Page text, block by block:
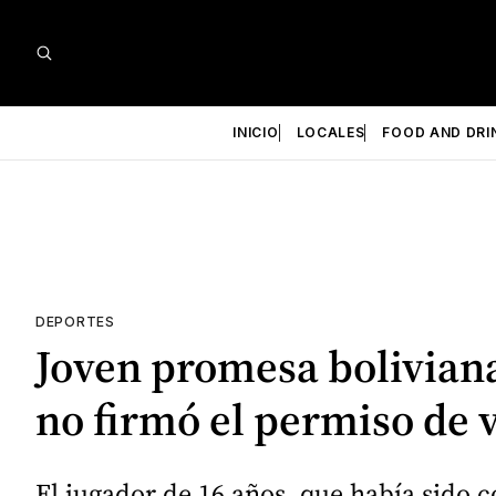
INICIO LOCALES FOOD AND
DEPORTES
Joven promesa
no firmó el permiso de